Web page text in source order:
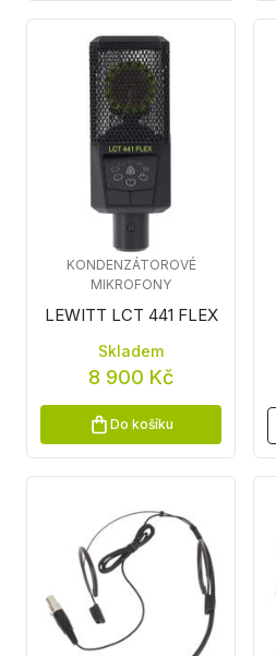
LEWITT LCT 441 FLEX
KONDENZÁTOROVÉ
MIKROFONY
Skladem
8 900 Kč
Do košíku